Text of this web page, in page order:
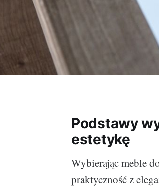
Podstawy
estetykę
Wybierając meble
praktyczność z